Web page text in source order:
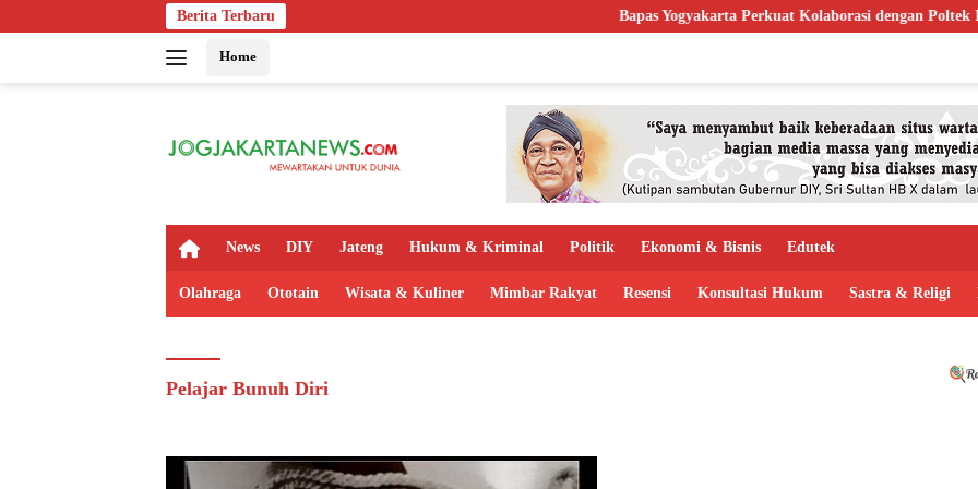
ke
Berita Terbaru Bapas Yogyakarta Perkuat Kolaborasi dengan Poltek
Home
H
m
News DIY Jateng Hukum & Kriminal Politik Ekonomi & Bisnis Edutek
Olahraga Ototain Wisata & Kuliner Mimbar Rakyat Resensi Konsultasi Hukum Sastra & Religi
Pelajar Bunuh Diri